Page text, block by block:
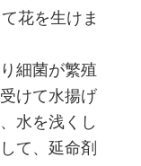
花を生けま
細菌が繁殖
けて水揚げ
水を浅くし
て、延命剤